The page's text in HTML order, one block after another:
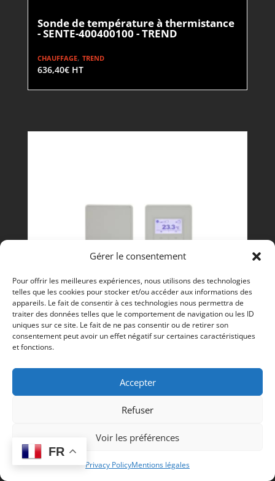
Gérer le consentement
Pour offrir les meilleures expériences, nous utilisons des technologies
telles que les cookies pour stocker et/ou accéder aux informations des
appareils. Le fait de consentir à ces technologies nous permettra de
traiter des données telles que le comportement de navigation ou les ID
uniques sur ce site. Le fait de ne pas consentir ou de retirer son
consentement peut avoir un effet négatif sur certaines caractéristiques
et fonctions.
Accepter
Refuser
Voir les préférences
Privacy PolicyMentions légales
Sonde de température à thermistance
- SENTE-400400100 - TREND
CHAUFFAGE, TREND
636,40€ HT
Capteur d'ambiance - RD-WMB-T -
TREND
FR